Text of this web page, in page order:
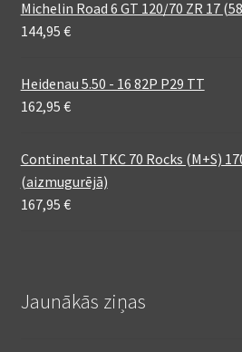
Michelin Road 6 GT 120/70 ZR 17
144,95 €
Heidenau 5.50 - 16 82P P29 TT
162,95 €
Continental TKC 70 Rocks (M+S)
(aizmugurējā)
167,95 €
Jaunākās ziņas